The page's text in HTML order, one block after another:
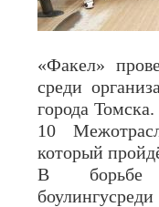
«Факел» про
среди
города Томска
10
который
В
боулингу